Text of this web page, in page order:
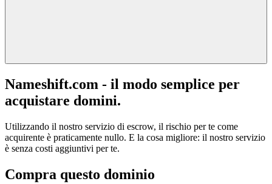
Nameshift.com - il modo semplice per
acquistare domini.
Utilizzando il nostro servizio di escrow, il rischio per te come
acquirente è praticamente nullo. E la cosa migliore: il nostro servizio
è senza costi aggiuntivi per te.
Compra questo dominio